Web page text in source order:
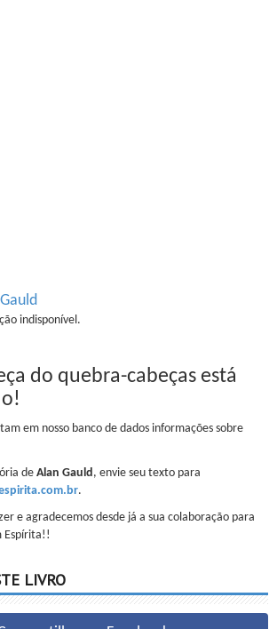
indisponível.
do quebra-cabeças está
em nosso banco de dados informações sobre
de Alan Gauld, envie seu texto para
.
e agradecemos desde já a sua colaboração para
Espírita!!
LIVRO